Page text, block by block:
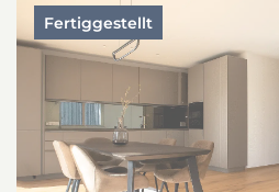
Fertiggestellt